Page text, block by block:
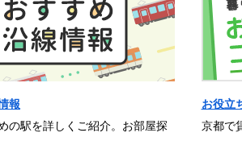
報
の駅を詳しくご紹介。お部屋探
お役立
京都で